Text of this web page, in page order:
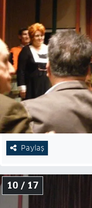
Paylaş
10 / 17